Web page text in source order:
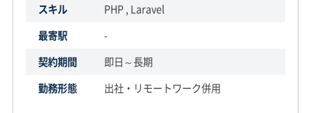
スキル
PHP , Laravel
最寄駅
-
契約期間
即日～長期
勤務形態
出社・リモートワーク併用